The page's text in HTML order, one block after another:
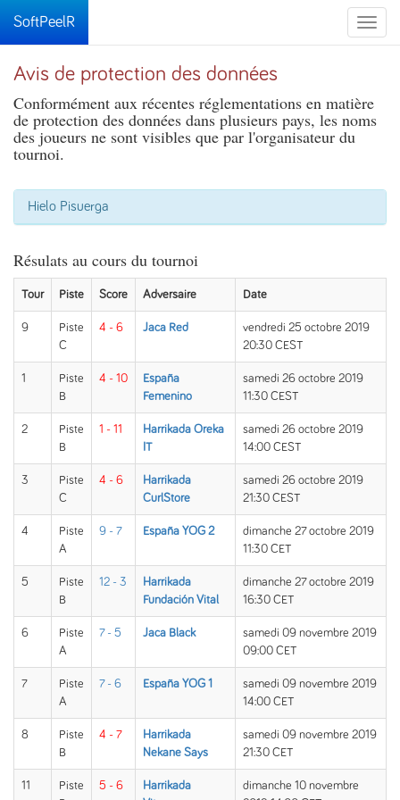
Toggle
SoftPeelR
Avis de protection des données
Conformément aux récentes réglementations en matière
de protection des données dans plusieurs pays, les noms
des joueurs ne sont visibles que par l'organisateur du
tournoi.
Hielo Pisuerga
Résulats au cours du tournoi
Tour Piste Score Adversaire Date
9
Piste
C
4 - 6 Jaca Red
vendredi 25 octobre 2019
20:30 CEST
1
Piste
B
4 - 10
España
Femenino
samedi 26 octobre 2019
11:30 CEST
2
Piste
B
1 - 11
Harrikada Oreka
IT
samedi 26 octobre 2019
14:00 CEST
3
Piste
C
4 - 6
Harrikada
CurlStore
samedi 26 octobre 2019
21:30 CEST
4
Piste
A
9 - 7 España YOG 2
dimanche 27 octobre 2019
11:30 CET
5
Piste
B
12 - 3
Harrikada
Fundación Vital
dimanche 27 octobre 2019
16:30 CET
6
Piste
A
7 - 5 Jaca Black
samedi 09 novembre 2019
09:00 CET
7
Piste
A
7 - 6 España YOG 1
samedi 09 novembre 2019
14:00 CET
8
Piste
B
4 - 7
Harrikada
Nekane Says
samedi 09 novembre 2019
21:30 CET
11
Piste
5 - 6
Harrikada
dimanche 10 novembre